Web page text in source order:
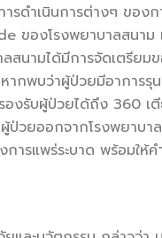
ดำเนินการต่างๆ ของก
ของโรงพยาบาลสนาม
นามได้มีการจัดเตรียมข
พบว่าผู้ป่วยมีอาการรุน
องรับผู้ป่วยได้ถึง 360
วยออกจากโรงพยาบา
ารแพร่ระบาด พร้อมให้ค